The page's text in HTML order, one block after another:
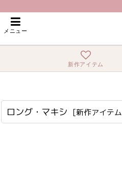
メニュー
新作アイテム
ホーム > 新作アイテム > ロング・マキシ
ロング・マキシ [新作アイテム